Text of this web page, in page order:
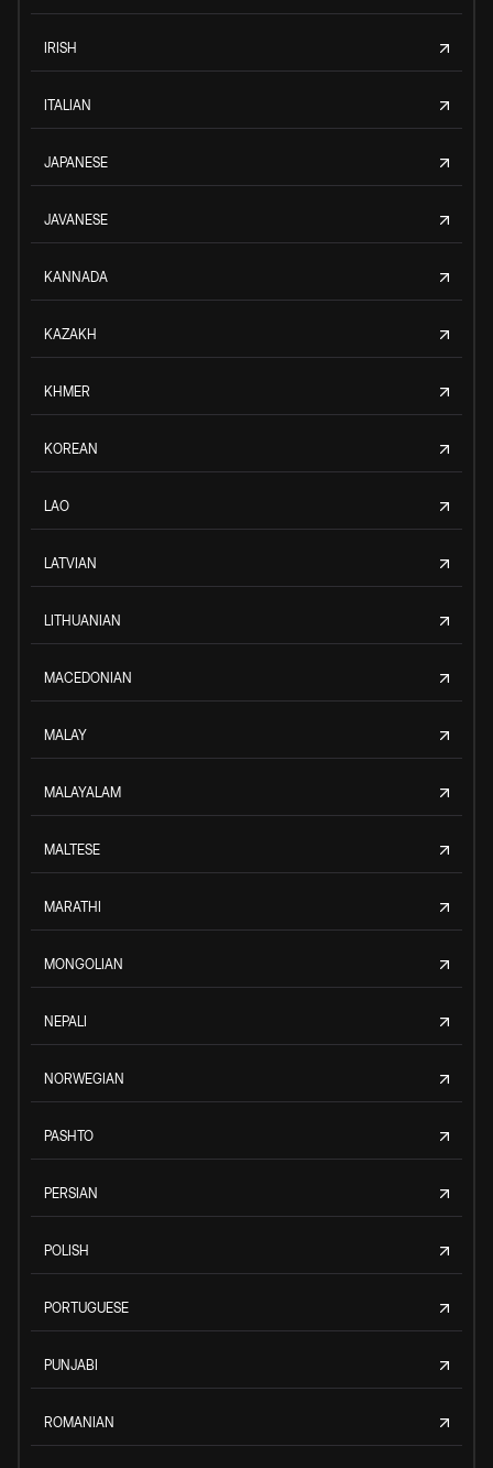
IRISH
ITALIAN
JAPANESE
JAVANESE
KANNADA
KAZAKH
KHMER
KOREAN
LAO
LATVIAN
LITHUANIAN
MACEDONIAN
MALAY
MALAYALAM
MALTESE
MARATHI
MONGOLIAN
NEPALI
NORWEGIAN
PASHTO
PERSIAN
POLISH
PORTUGUESE
PUNJABI
ROMANIAN